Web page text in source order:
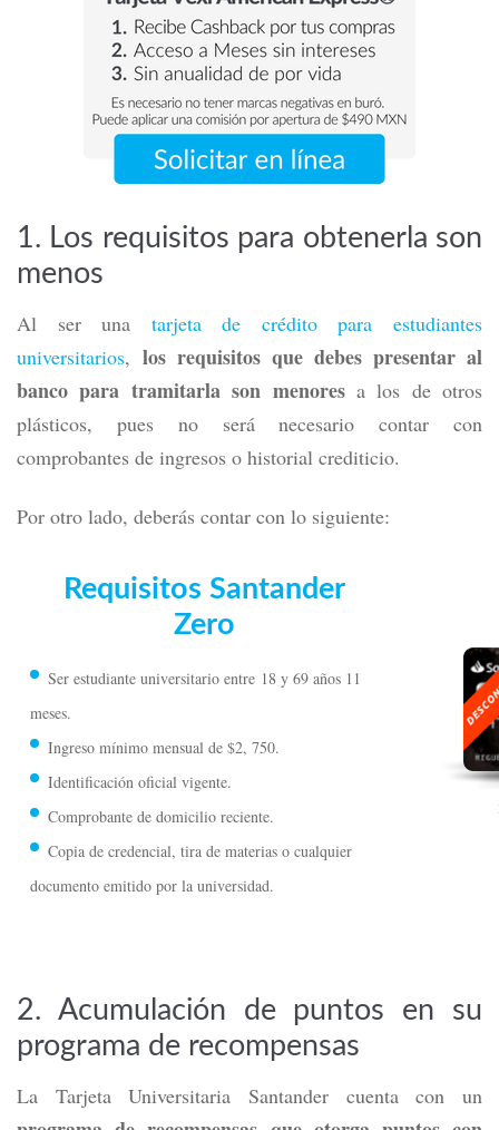
1. Los requisitos para obtenerla son
menos
Al ser una tarjeta de crédito para estudiantes
universitarios, los requisitos que debes presentar al
banco para tramitarla son menoresa los de otros
plásticos, pues no será necesario contar con
comprobantes de ingresos o historial crediticio.
Por otro lado, deberás contar con lo siguiente:
Requisitos Santander
Zero
Ser estudiante universitario entre 18 y 69 años 11
meses.
Ingreso mínimo mensual de $2, 750.
Identificación oficial vigente.
Comprobante de domicilio reciente.
Copia de credencial, tira de materias o cualquier
documento emitido por la universidad.
2. Acumulación de puntos en su
programa de recompensas
La Tarjeta Universitaria Santander cuenta con un